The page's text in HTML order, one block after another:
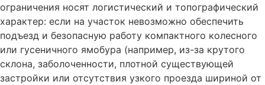
ограничения носят логистический и топографический
характер: если на участок невозможно обеспечить
подъезд и безопасную работу компактного колесного
или гусеничного ямобура (например, из-за крутого
склона, заболоченности, плотной существующей
застройки или отсутствия узкого проезда шириной от